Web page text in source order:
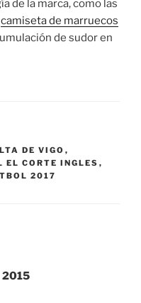
de la marca, como las
camiseta de marruecos
de sudor en
DE VIGO ,
EL CORTE INGLES ,
2017
2015